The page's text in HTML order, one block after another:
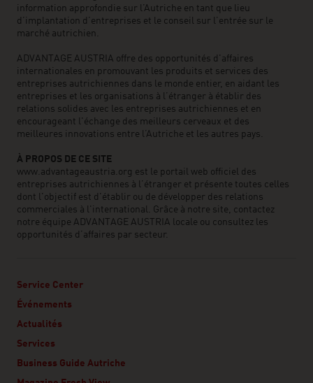
information approfondie sur l’Autriche en tant que lieu
d’implantation d’entreprises et le conseil sur l’entrée sur le
marché autrichien.
ADVANTAGE AUSTRIA offre des opportunités d'affaires
internationales en promouvant les produits et services des
entreprises autrichiennes dans le monde entier, en aidant les
entreprises et les organisations à l’étranger à établir des
relations solides avec les entreprises autrichiennes et en
encourageant l'échange des meilleurs cerveaux et des
meilleures innovations entre l’Autriche et les autres pays.
À PROPOS DE CE SITE
www.advantageaustria.org est le portail web officiel des
entreprises autrichiennes à l’étranger et présente toutes celles
dont l'objectif est d'établir ou de développer des relations
commerciales à l'international. Grâce à notre site, contactez
notre équipe ADVANTAGE AUSTRIA locale ou consultez les
opportunités d’affaires par secteur.
Service Center
Événements
Actualités
Services
Business Guide Autriche